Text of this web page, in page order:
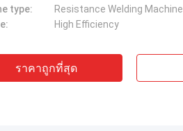
type:
Resistance Welding Machine
High Efficiency
ราคาถูกที่สุด